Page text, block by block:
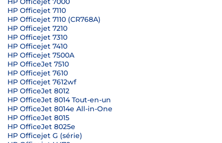
HP Officejet 7110
HP Officejet 7110 (CR768A)
HP Officejet 7210
HP Officejet 7310
HP Officejet 7410
HP Officejet 7500A
HP OfficeJet 7510
HP Officejet 7610
HP Officejet 7612wf
HP OfficeJet 8012
HP OfficeJet 8014 Tout-en-un
HP OfficeJet 8014e All-in-One
HP OfficeJet 8015
HP OfficeJet 8025e
HP Officejet G (série)